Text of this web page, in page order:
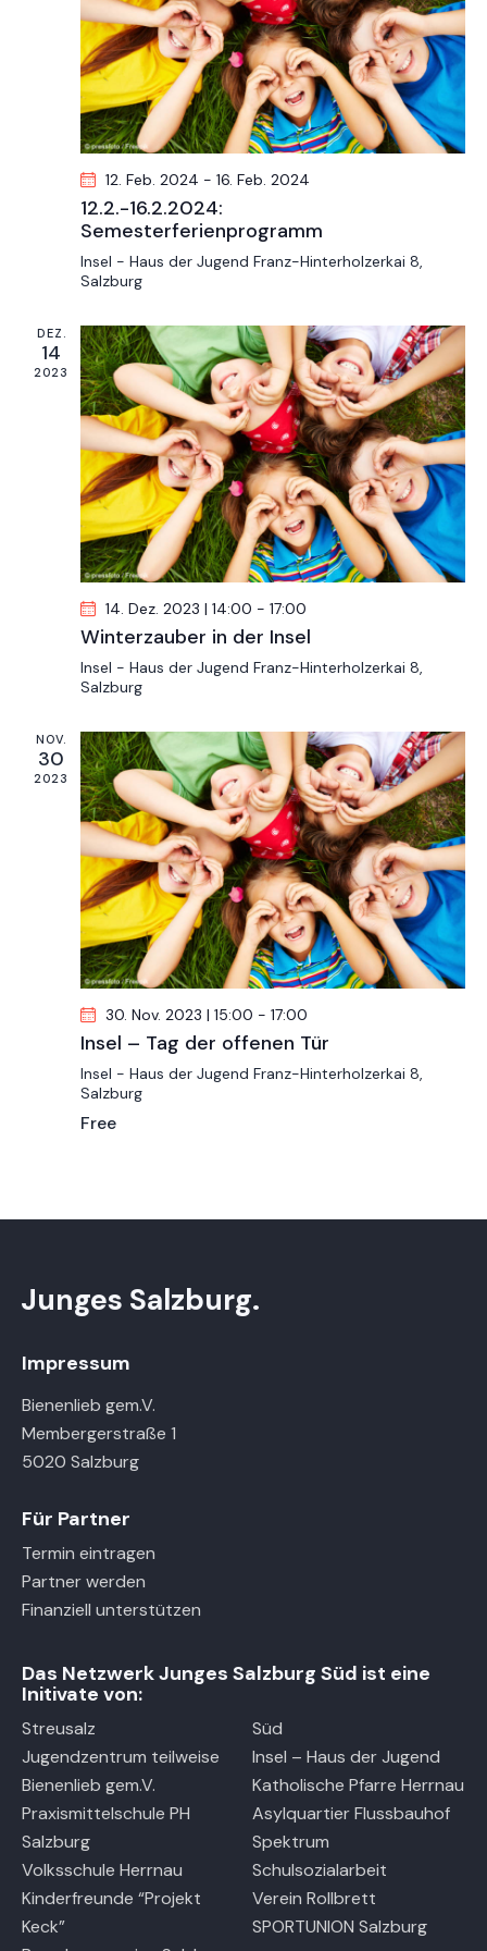
l
t
u
n
g
u
e
u
n
d
A
n
s
i
c
e
,
N
a
v
i
g
a
t
i
o
t
u
n
g
A
n
e
n
-
N
a
v
i
g
a
t
12. Feb. 2024 - 16. Feb. 2024
12.2.-16.2.2024:
Semesterferienprogramm
Insel - Haus der Jugend Franz-Hinterholzerkai 8,
Salzburg
DEZ.
14
2023
14. Dez. 2023 | 14:00 - 17:00
Winterzauber in der Insel
Insel - Haus der Jugend Franz-Hinterholzerkai 8,
Salzburg
NOV.
30
2023
30. Nov. 2023 | 15:00 - 17:00
Insel – Tag der offenen Tür
Insel - Haus der Jugend Franz-Hinterholzerkai 8,
Salzburg
Free
Junges Salzburg.
Impressum
Bienenlieb gem.V.
Membergerstraße 1
5020 Salzburg
Für Partner
Termin eintragen
Partner werden
Finanziell unterstützen
Das Netzwerk Junges Salzburg Süd ist eine
Initivate von:
Streusalz
Jugendzentrum teilweise
Bienenlieb gem.V.
Praxismittelschule PH
Salzburg
Volksschule Herrnau
Kinderfreunde “Projekt
Keck”
Süd
Insel – Haus der Jugend
Katholische Pfarre Herrnau
Asylquartier Flussbauhof
Spektrum
Schulsozialarbeit
Verein Rollbrett
SPORTUNION Salzburg